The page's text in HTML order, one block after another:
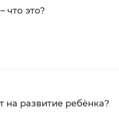
что это?
на развитие ребёнка?